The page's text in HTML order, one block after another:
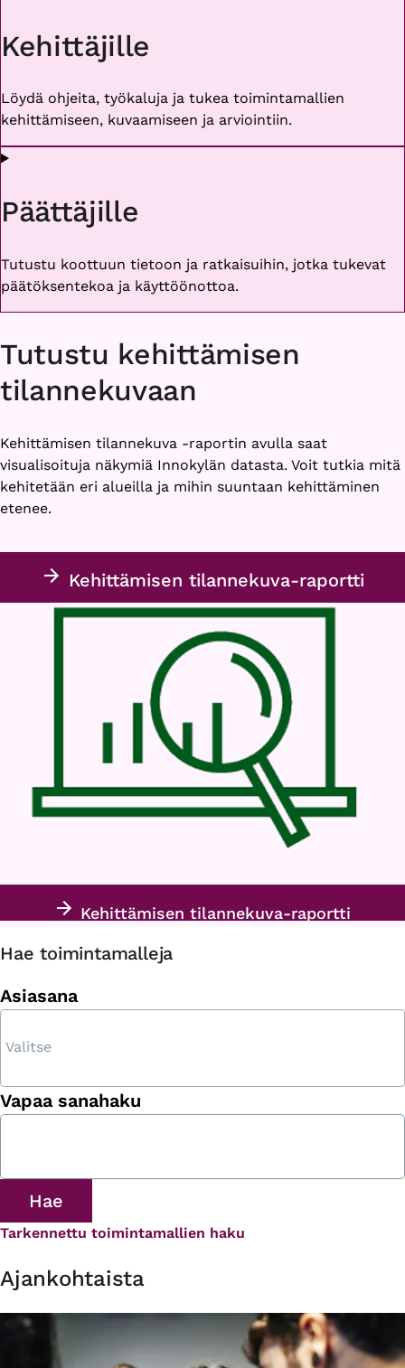
Kehittäjille
Löydä ohjeita, työkaluja ja tukea toimintamallien
kehittämiseen, kuvaamiseen ja arviointiin.
Päättäjille
Tutustu koottuun tietoon ja ratkaisuihin, jotka tukevat
päätöksentekoa ja käyttöönottoa.
Tutustu kehittämisen
tilannekuvaan
Kehittämisen tilannekuva -raportin avulla saat
visualisoituja näkymiä Innokylän datasta. Voit tutkia mitä
kehitetään eri alueilla ja mihin suuntaan kehittäminen
etenee.
Kehittämisen tilannekuva-raportti
Kehittämisen tilannekuva-raportti
Hae toimintamalleja
Asiasana
Vapaa sanahaku
Tarkennettu toimintamallien haku
Ajankohtaista